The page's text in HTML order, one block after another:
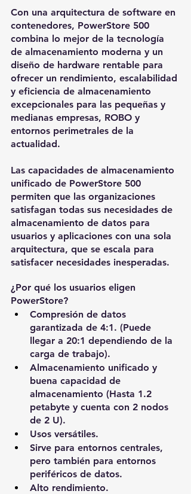
Con una arquitectura de software en
contenedores, PowerStore 500
combina lo mejor de la tecnología
de almacenamiento moderna y un
diseño de hardware rentable para
ofrecer un rendimiento, escalabilidad
y eficiencia de almacenamiento
excepcionales para las pequeñas y
medianas empresas, ROBO y
entornos perimetrales de la
actualidad.
Las capacidades de almacenamiento
unificado de PowerStore 500
permiten que las organizaciones
satisfagan todas sus necesidades de
almacenamiento de datos para
usuarios y aplicaciones con una sola
arquitectura, que se escala para
satisfacer necesidades inesperadas.
¿Por qué los usuarios eligen
PowerStore?
Compresión de datos
garantizada de 4:1. (Puede
llegar a 20:1 dependiendo de la
carga de trabajo).
Almacenamiento unificado y
buena capacidad de
almacenamiento (Hasta 1.2
petabyte y cuenta con 2 nodos
de 2 U).
Usos versátiles.
Sirve para entornos centrales,
pero también para entornos
periféricos de datos.
Alto rendimiento.